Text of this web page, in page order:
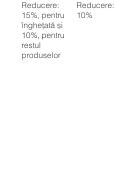
Reducere:
15%, pentru
înghețată și
10%, pentru
restul
produselor
Reducere:
10%